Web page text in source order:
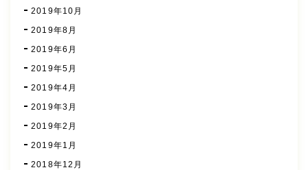
2019年10月
2019年8月
2019年6月
2019年5月
2019年4月
2019年3月
2019年2月
2019年1月
2018年12月